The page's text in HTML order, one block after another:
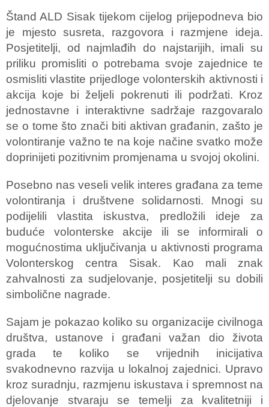
Štand ALD Sisak tijekom cijelog prijepodneva bio
je mjesto susreta, razgovora i razmjene ideja.
Posjetitelji, od najmlađih do najstarijih, imali su
priliku promisliti o potrebama svoje zajednice te
osmisliti vlastite prijedloge volonterskih aktivnosti i
akcija koje bi željeli pokrenuti ili podržati. Kroz
jednostavne i interaktivne sadržaje razgovaralo
se o tome što znači biti aktivan građanin, zašto je
volontiranje važno te na koje načine svatko može
doprinijeti pozitivnim promjenama u svojoj okolini.
Posebno nas veseli velik interes građana za teme
volontiranja i društvene solidarnosti. Mnogi su
podijelili vlastita iskustva, predložili ideje za
buduće volonterske akcije ili se informirali o
mogućnostima uključivanja u aktivnosti programa
Volonterskog centra Sisak. Kao mali znak
zahvalnosti za sudjelovanje, posjetitelji su dobili
simbolične nagrade.
Sajam je pokazao koliko su organizacije civilnoga
društva, ustanove i građani važan dio života
grada te koliko se vrijednih inicijativa
svakodnevno razvija u lokalnoj zajednici. Upravo
kroz suradnju, razmjenu iskustava i spremnost na
djelovanje stvaraju se temelji za kvalitetniji i